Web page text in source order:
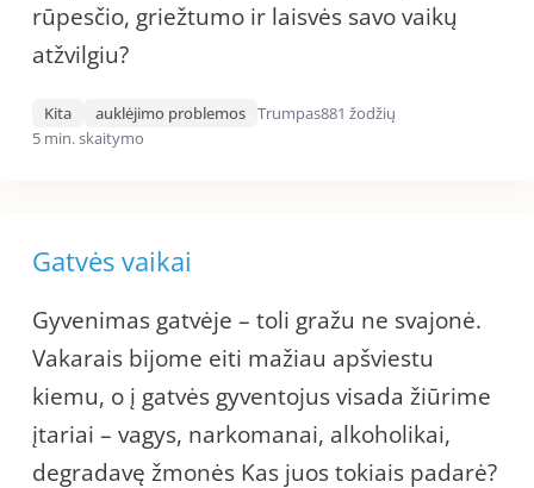
rūpesčio, griežtumo ir laisvės savo vaikų
atžvilgiu?
Kita auklėjimo problemos Trumpas881 žodžių
5 min. skaitymo
Gatvės vaikai
Gyvenimas gatvėje – toli gražu ne svajonė.
Vakarais bijome eiti mažiau apšviestu
kiemu, o į gatvės gyventojus visada žiūrime
įtariai – vagys, narkomanai, alkoholikai,
degradavę žmonės Kas juos tokiais padarė?